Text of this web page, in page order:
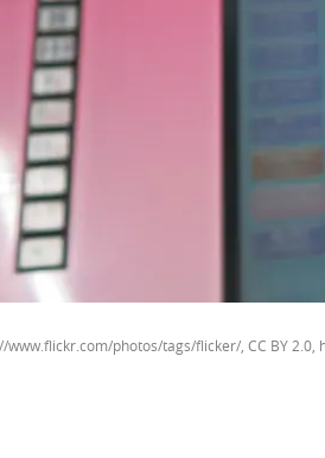
photos/tags/flicker/, CC BY